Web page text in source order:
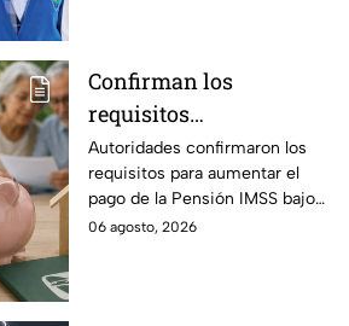
Confirman los
requisitos
indispensables para
incrementar el pago de
la Pensión IMSS bajo el
régimen de la Ley 73
Autoridades confirmaron los
requisitos para aumentar el
pago de la Pensión IMSS bajo
la Ley 73, ¿cuáles son?
06 agosto, 2026